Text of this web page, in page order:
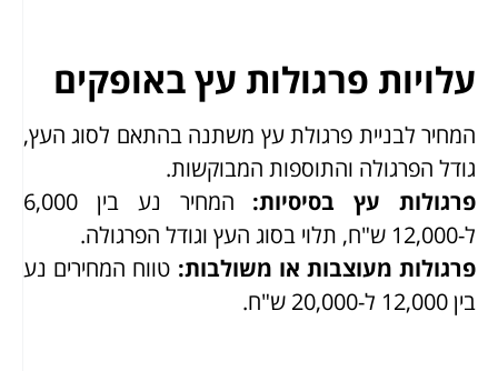
עלויות פרגולות עץ באופקים
המחיר לבניית פרגולת עץ משתנה בהתאם לסוג העץ,
גודל הפרגולה והתוספות המבוקשות.
פרגולות עץ בסיסיות:
המחיר נע בין 6,000
ל-12,000 ש"ח, תלוי בסוג העץ וגודל הפרגולה.
פרגולות מעוצבות או משולבות: טווח המחירים נע
בין 12,000 ל-20,000 ש"ח.